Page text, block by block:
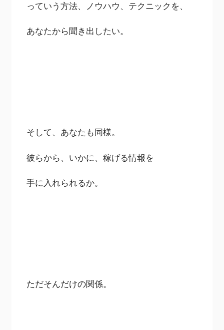
っていう方法、ノウハウ、テクニックを、
あなたから聞き出したい。
そして、あなたも同様。
彼らから、いかに、稼げる情報を
手に入れられるか。
ただそんだけの関係。